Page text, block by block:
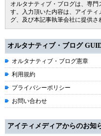
オルタナティブ・ブログは、専
す。入力頂いた内容は、アイテ
グ、及び本記事執筆会社に提供さ
オルタナティブ・ブログ
オルタナティブ・ブログ憲章
利用規約
プライバシーポリシー
お問い合わせ
アイティメディアからのお知